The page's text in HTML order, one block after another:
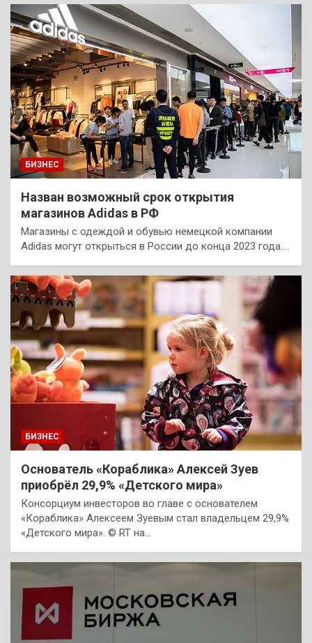
БИЗНЕС
Назван возможный срок открытия
магазинов Adidas в РФ
Магазины с одеждой и обувью немецкой компании
Adidas могут открыться в России до конца 2023 года.…
БИЗНЕС
Основатель «Кораблика» Алексей Зуев
приобрёл 29,9% «Детского мира»
Консорциум инвесторов во главе с основателем
«Кораблика» Алексеем Зуевым стал владельцем 29,9%
«Детского мира». © RT на…